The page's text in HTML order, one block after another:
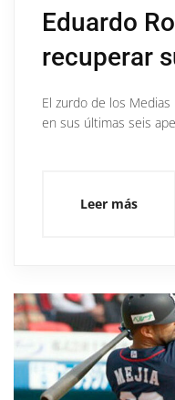
Eduardo
recuperar
El zurdo de los
en sus últimas seis
Leer más